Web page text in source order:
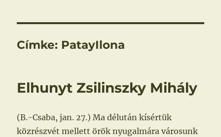
Címke: PatayIlona
Elhunyt Zsilinszky Mihály
(B.-Csaba, jan. 27.) Ma délután kísértük
közrészvét mellett örök nyugalmára városunk